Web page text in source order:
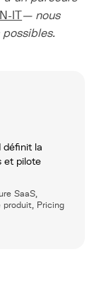
IT— nous
définit la
et pilote
SaaS,
produit, Pricing